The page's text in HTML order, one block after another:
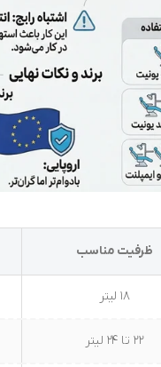
ظرفیت مناسب
۱۸ لیتر
۲۲ تا ۲۴ لیتر